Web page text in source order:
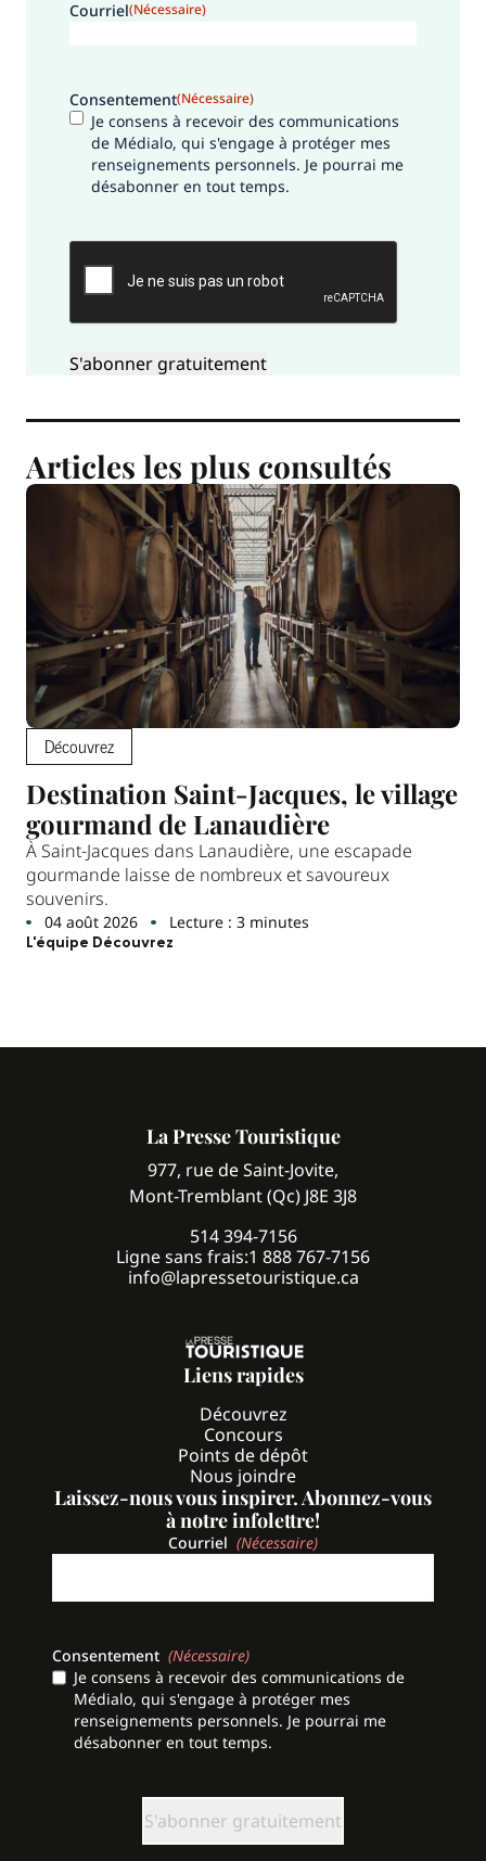
Courriel(Nécessaire)
Consentement(Nécessaire)
Je consens à recevoir des communications
de Médialo, qui s'engage à protéger mes
renseignements personnels. Je pourrai me
désabonner en tout temps.
CAPTCHA
Articles les plus consultés
Découvrez
Destination Saint-Jacques, le village
gourmand de Lanaudière
À Saint-Jacques dans Lanaudière, une escapade
gourmande laisse de nombreux et savoureux
souvenirs.
04 août 2026 Lecture : 3 minutes
L'équipe Découvrez
La Presse Touristique
977, rue de Saint-Jovite,
Mont-Tremblant (Qc) J8E 3J8
514 394-7156
Ligne sans frais:1 888 767-7156
info@lapressetouristique.ca
Liens rapides
Découvrez
Concours
Points de dépôt
Nous joindre
Laissez-nous vous inspirer. Abonnez-vous
à notre infolettre!
Courriel (Nécessaire)
Consentement (Nécessaire)
Je consens à recevoir des communications de
Médialo, qui s'engage à protéger mes
renseignements personnels. Je pourrai me
désabonner en tout temps.